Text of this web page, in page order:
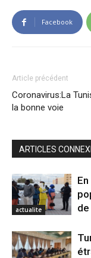
Facebook
Article précédent
Coronavirus:La
la bonne voie
ARTICLES
actualite